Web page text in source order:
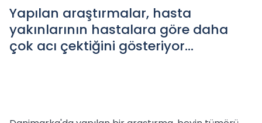
Yapılan araştırmalar, hasta
yakınlarının hastalara göre daha
çok acı çektiğini gösteriyor...